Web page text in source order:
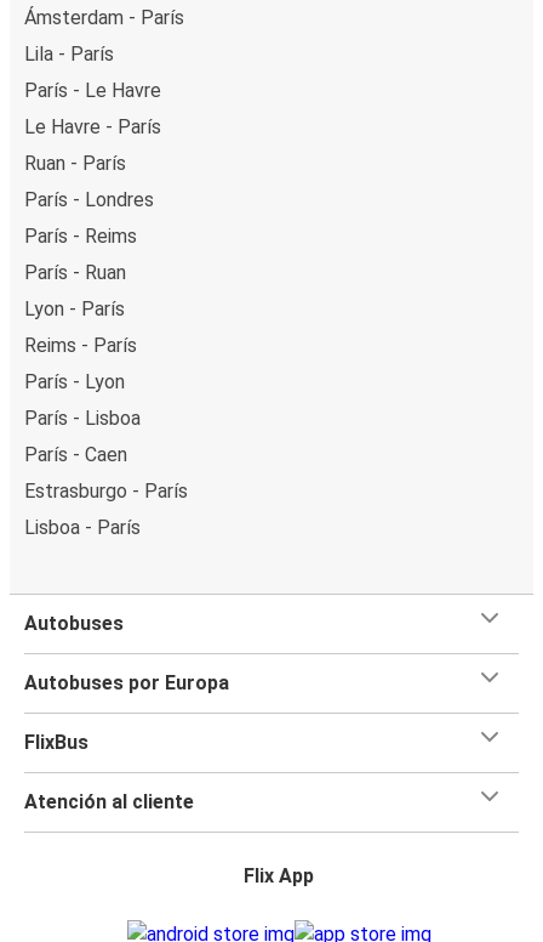
Ámsterdam - París
Lila - París
París - Le Havre
Le Havre - París
Ruan - París
París - Londres
París - Reims
París - Ruan
Lyon - París
Reims - París
París - Lyon
París - Lisboa
París - Caen
Estrasburgo - París
Lisboa - París
Autobuses
Autobuses por Europa
FlixBus
Atención al cliente
Flix App